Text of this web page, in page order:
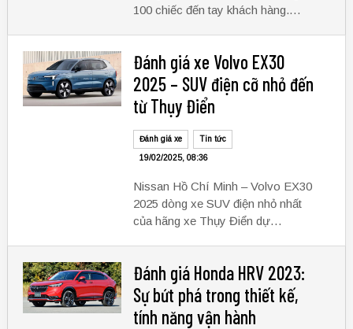
100 chiếc đến tay khách hàng.…
Đánh giá xe Volvo EX30
2025 – SUV điện cỡ nhỏ đến
từ Thụy Điển
Đánh giá xe Tin tức
19/02/2025, 08:36
Nissan Hồ Chí Minh – Volvo EX30
2025 dòng xe SUV điện nhỏ nhất
của hãng xe Thụy Điển dự…
Đánh giá Honda HRV 2023:
Sự bứt phá trong thiết kế,
tính năng vận hành